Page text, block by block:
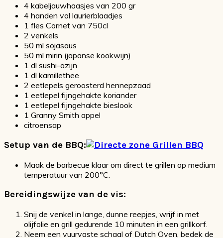
4 kabeljauwhaasjes van 200 gr
4 handen vol laurierblaadjes
1 fles Cornet van 750cl
2 venkels
50 ml sojasaus
50 ml mirin (japanse kookwijn)
1 dl sushi-azijn
1 dl kamillethee
2 eetlepels geroosterd hennepzaad
1 eetlepel fijngehakte koriander
1 eetlepel fijngehakte bieslook
1 Granny Smith appel
citroensap
Setup van de BBQ:
Maak de barbecue klaar om direct te grillen op medium
temperatuur van 200°C.
Bereidingswijze van de vis:
Snij de venkel in lange, dunne reepjes, wrijf in met
olijfolie en grill gedurende 10 minuten in een grillkorf.
Neem een vuurvaste schaal of Dutch Oven, bedek de